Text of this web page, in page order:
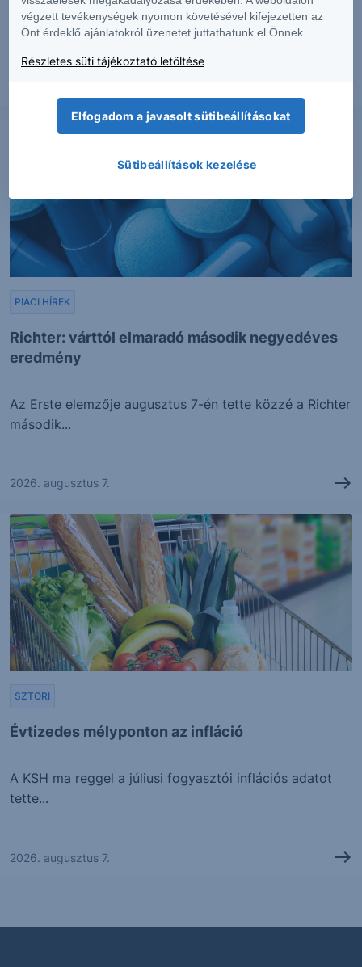
Erős lett a MOL második negyedéve
Richter: várttól elmaradó második negyedéves
eredmény
PIACI HÍREK
Az Erste elemzője augusztus 7-én tette közzé a Richter
második...
2026. augusztus 7.
Évtizedes mélyponton az infláció
SZTORI
A KSH ma reggel a júliusi fogyasztói inflációs adatot
tette...
2026. augusztus 7.
végzett tevékenységek nyomon követésével kifejezetten az
Önt érdeklő ajánlatokról üzenetet juttathatunk el Önnek.
Részletes süti tájékoztató letöltése
Elfogadom a javasolt sütibeállításokat
Sütibeállítások kezelése